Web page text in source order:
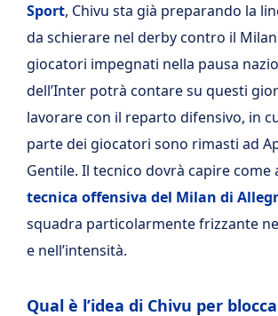
Sport, Chivu sta già preparando la
da schierare nel derby contro il
giocatori impegnati nella pausa
dell’Inter potrà contare su questi
lavorare con il reparto difensivo, in
parte dei giocatori sono rimasti ad
Gentile. Il tecnico dovrà capire come
tecnica offensiva del Milan di
squadra particolarmente frizzante
e nell’intensità.
Qual è l’idea di Chivu per